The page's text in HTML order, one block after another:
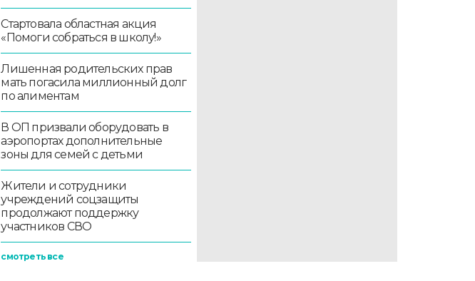
Стартовала областная акция
«Помоги собраться в школу!»
Лишенная родительских прав
мать погасила миллионный долг
по алиментам
В ОП призвали оборудовать в
аэропортах дополнительные
зоны для семей с детьми
Жители и сотрудники
учреждений соцзащиты
продолжают поддержку
участников СВО
смотреть все